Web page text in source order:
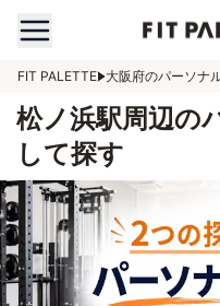
FIT PALETTE 大阪府のパーソナ
松ノ浜駅周辺の
して探す